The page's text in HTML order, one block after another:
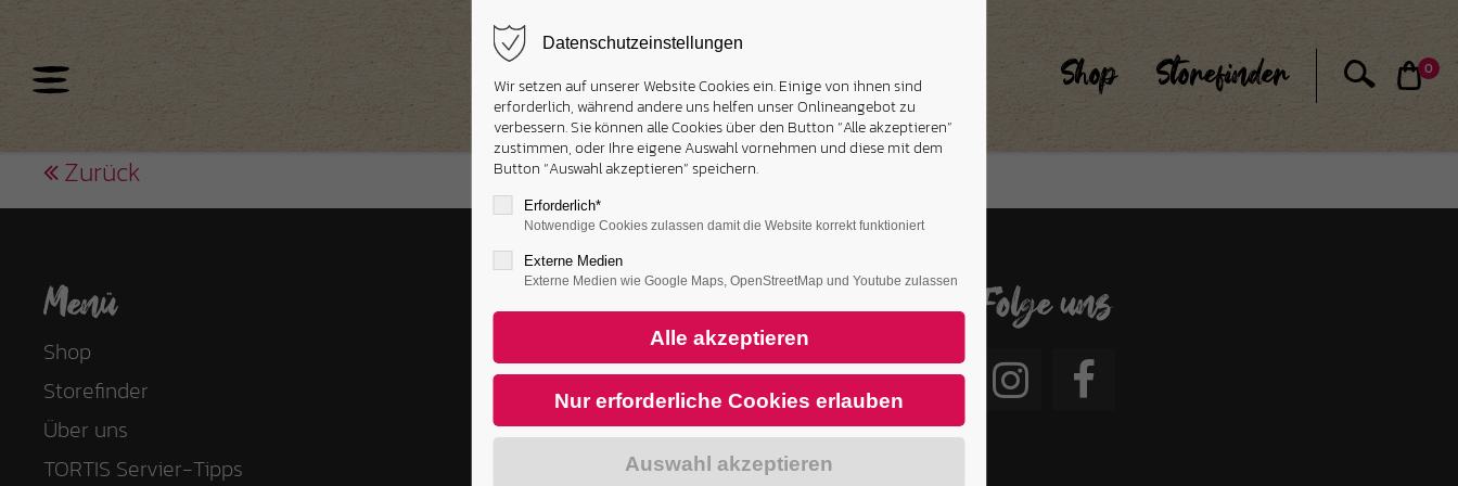
Shop Storefinder 0
Zurück
Menü
Shop
Storefinder
Über uns
TORTIS Servier-Tipps
Kontakt
Charlottenstraße 47/1
Korntal-Münchingen
70825 Deutschland
Folge uns
Datenschutzeinstellungen
Wir setzen auf unserer Website Cookies ein. Einige von ihnen sind
erforderlich, während andere uns helfen unser Onlineangebot zu
verbessern. Sie können alle Cookies über den Button “Alle akzeptieren”
zustimmen, oder Ihre eigene Auswahl vornehmen und diese mit dem
Button “Auswahl akzeptieren” speichern.
Erforderlich*
Notwendige Cookies zulassen damit die Website korrekt funktioniert
Externe Medien
Externe Medien wie Google Maps, OpenStreetMap und Youtube zulassen